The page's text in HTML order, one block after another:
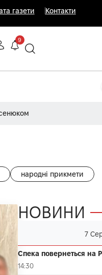
газети Контакти
9
народні прикмети
НОВИНИ
7
Спека повернеться на
14:30